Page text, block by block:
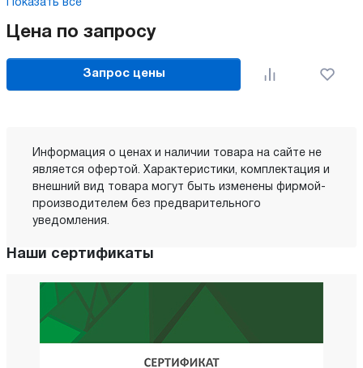
Показать все
Цена по запросу
Запрос цены
Информация о ценах и наличии товара на сайте не
является офертой. Характеристики, комплектация и
внешний вид товара могут быть изменены фирмой-
производителем без предварительного
уведомления.
Наши сертификаты